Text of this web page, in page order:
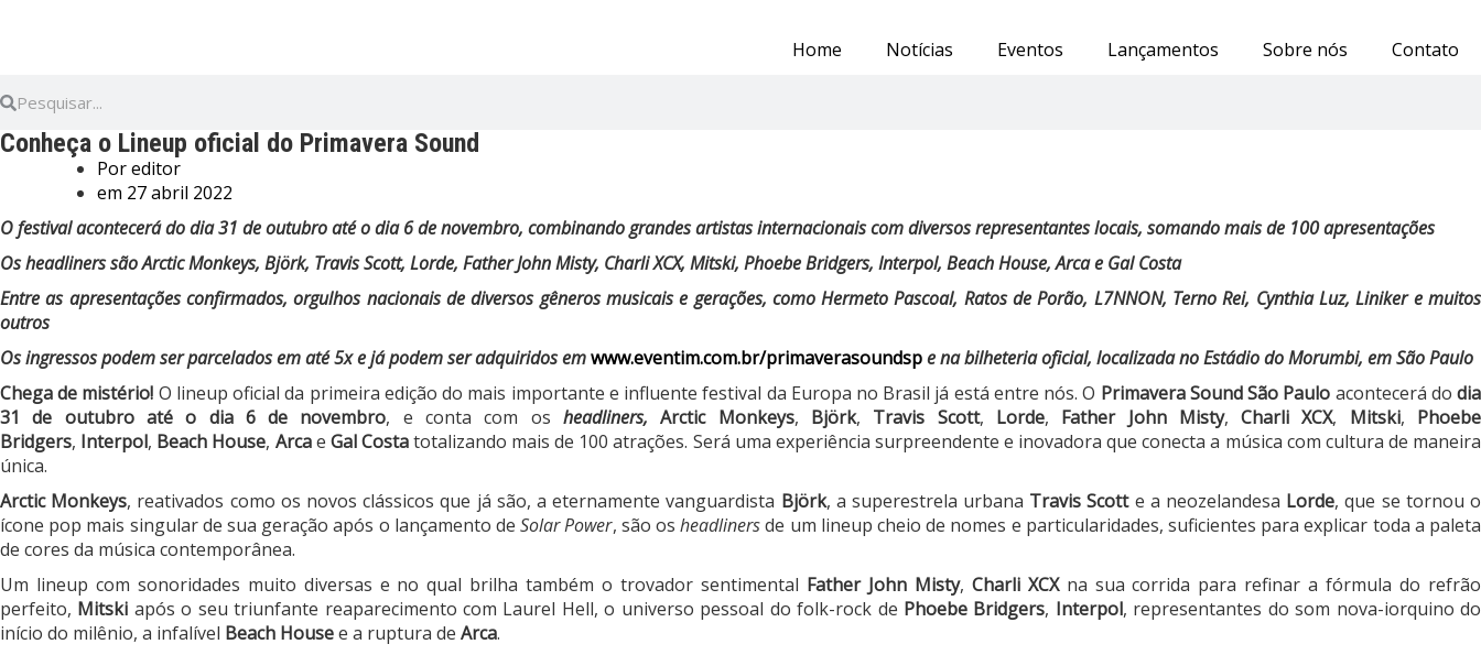
Home Notícias Eventos Lançamentos Sobre nós Contato
Conheça o Lineup oficial do Primavera Sound
Poreditor
em 27 abril 2022
O festival acontecerá do dia 31 de outubro até o dia 6 de novembro, combinando grandes artistas internacionais com diversos representantes locais, somando mais de 100 apresentações
Os headliners são Arctic Monkeys, Björk, Travis Scott, Lorde, Father John Misty, Charli XCX, Mitski, Phoebe Bridgers, Interpol, Beach House, Arca e Gal Costa
Entre as apresentações confirmados, orgulhos nacionais de diversos gêneros musicais e gerações, como Hermeto Pascoal, Ratos de Porão, L7NNON, Terno Rei, Cynthia Luz, Liniker e muitos
outros
Os ingressos podem ser parcelados em até 5x e já podem ser adquiridos emwww.eventim.com.br/primaverasoundspe na bilheteria oficial, localizada no Estádio do Morumbi, em São Paulo
Chega de mistério! O lineup oficial da primeira edição do mais importante e influente festival da Europa no Brasil já está entre nós. O Primavera Sound São Paulo acontecerá dodia
31 de outubro até o dia 6 de novembro, e conta com osheadliners, Arctic Monkeys, Björk, Travis Scott, Lorde, Father John Misty,Charli XCX, Mitski, Phoebe
Bridgers, Interpol, Beach House, Arcae Gal Costatotalizando mais de 100 atrações. Será uma experiência surpreendente e inovadora que conecta a música com cultura de maneira
única.
Arctic Monkeys, reativados como os novos clássicos que já são, a eternamente vanguardista Björk, a superestrela urbana Travis Scotte a neozelandesa Lorde, que se tornou o
ícone pop mais singular de sua geração após o lançamento deSolar Power, são osheadlinersde um lineup cheio de nomes e particularidades, suficientes para explicar toda a paleta
de cores da música contemporânea.
Um lineup com sonoridades muito diversas e no qual brilha também o trovador sentimental Father John Misty, Charli XCXna sua corrida para refinar a fórmula do refrão
perfeito, Mitski após o seu triunfante reaparecimento com Laurel Hell, o universo pessoal do folk-rock de Phoebe Bridgers, Interpol, representantes do som nova-iorquino do
início do milênio, a infalível Beach Housee a ruptura de Arca.